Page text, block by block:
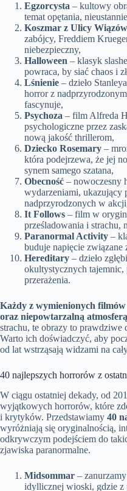
Egzorcysta – kultowy
temat opętania,
Koszmar z Ulicy Wiązów
zabójcy, Freddiem
niebezpieczny,
Halloween – klasyk
powraca, by siać chaos i
Lśnienie – dzieło
horror z
fascynuje,
Psychoza – film Alfreda
psychologiczne przez
nową jakość thrillerom,
Dziecko Rosemary –
która podejrzewa, że jej
synem samego szatana,
Obecność – nowoczesny
wydarzeniami, ukazujący
nadprzyrodzonych w
It Follows – film w
prześladowania i strachu,
Paranormal Activity –
buduje napięcie związane
Hereditary – dzieło
okultystycznych
przerażenia.
Każdy z wymienionych
oraz niepowtarzalną
strachu, te obrazy to prawdziwe
Warto ich doświadczyć, aby
od lat wstrząsają widzami na
40 najlepszych horrorów z
W ciągu ostatniej dekady, od
wyjątkowych horrorów, które
i krytyków. Przedstawiamy 40
wyróżniają się oryginalnością,
odkrywczym podejściem do
zjawiska paranormalne.
Midsommar –
idyllicznej wioski, gdzie z